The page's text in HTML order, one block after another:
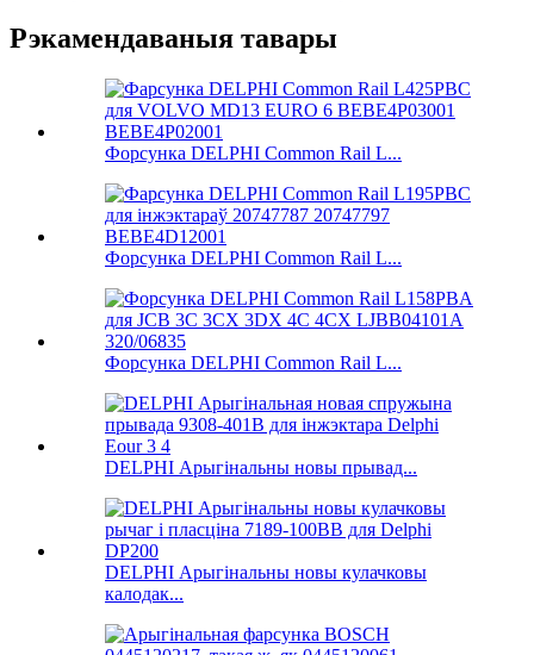
Рэкамендаваныя тавары
Форсунка DELPHI Common Rail L...
Форсунка DELPHI Common Rail L...
Форсунка DELPHI Common Rail L...
DELPHI Арыгінальны новы прывад...
DELPHI Арыгінальны новы кулачковы
калодак...